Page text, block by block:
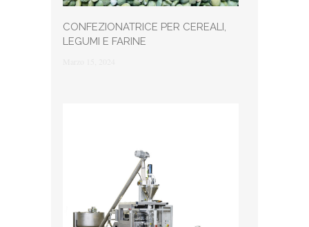
CONFEZIONATRICE PER CEREALI,
LEGUMI E FARINE